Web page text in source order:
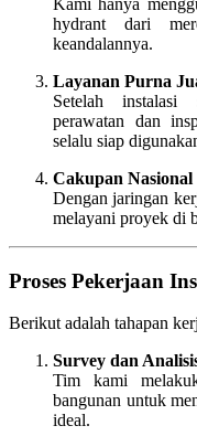
hydrant dari
keandalannya.
Layanan Purna
Setelah instalasi
perawatan dan
selalu siap
Cakupan Nasional
Dengan jaringan
melayani proyek di
Proses Pekerjaan
Berikut adalah tahapan
Survey dan
Tim kami
bangunan untuk
ideal.